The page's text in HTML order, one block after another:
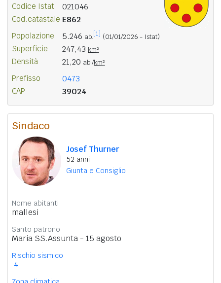
Codice Istat 021046
Cod.catastale E862
Popolazione 5.246 ab. [1] (01/01/2026 - Istat)
Superficie 247,43 km²
Densità 21,20 ab./km²
Prefisso 0473
CAP 39024
Sindaco
Josef Thurner
52 anni
Giunta e Consiglio
Nome abitanti
mallesi
Santo patrono
Maria SS.Assunta - 15 agosto
Rischio sismico
4